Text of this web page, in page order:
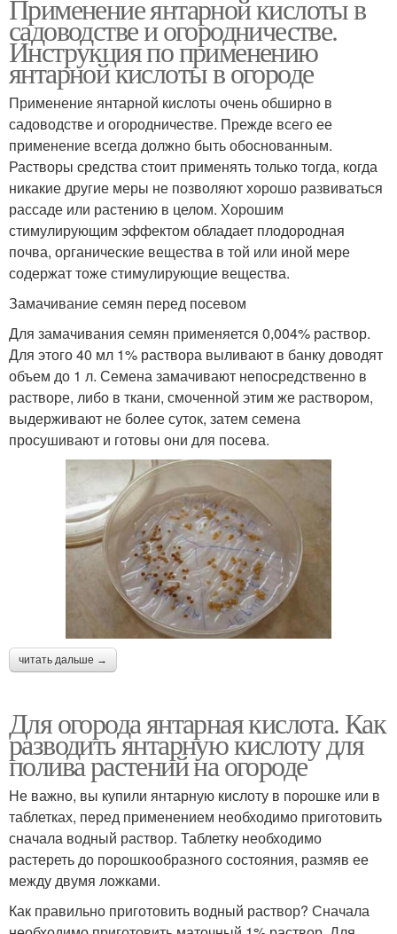
Применение янтарной кислоты в
садоводстве и огородничестве.
Инструкция по применению
янтарной кислоты в огороде
Применение янтарной кислоты очень обширно в
садоводстве и огородничестве. Прежде всего ее
применение всегда должно быть обоснованным.
Растворы средства стоит применять только тогда, когда
никакие другие меры не позволяют хорошо развиваться
рассаде или растению в целом. Хорошим
стимулирующим эффектом обладает плодородная
почва, органические вещества в той или иной мере
содержат тоже стимулирующие вещества.
Замачивание семян перед посевом
Для замачивания семян применяется 0,004% раствор.
Для этого 40 мл 1% раствора выливают в банку доводят
объем до 1 л. Семена замачивают непосредственно в
растворе, либо в ткани, смоченной этим же раствором,
выдерживают не более суток, затем семена
просушивают и готовы они для посева.
читать дальше →
Для огорода янтарная кислота. Как
разводить янтарную кислоту для
полива растений на огороде
Не важно, вы купили янтарную кислоту в порошке или в
таблетках, перед применением необходимо приготовить
сначала водный раствор. Таблетку необходимо
растереть до порошкообразного состояния, размяв ее
между двумя ложками.
Как правильно приготовить водный раствор? Сначала